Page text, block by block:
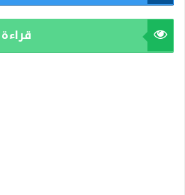
قراءة